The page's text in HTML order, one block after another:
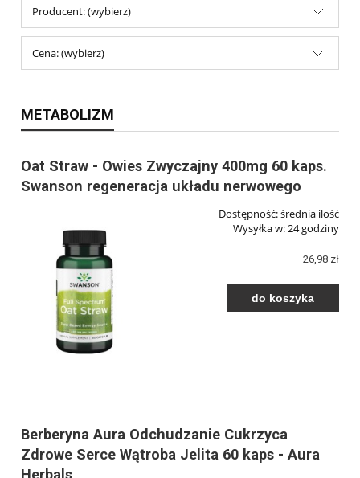
Producent: (wybierz)
Cena: (wybierz)
METABOLIZM
Oat Straw - Owies Zwyczajny 400mg 60 kaps.
Swanson regeneracja układu nerwowego
Dostępność:średnia ilość
Wysyłka w:24 godziny
26,98 zł
do koszyka
Berberyna Aura Odchudzanie Cukrzyca
Zdrowe Serce Wątroba Jelita 60 kaps - Aura
Herbals